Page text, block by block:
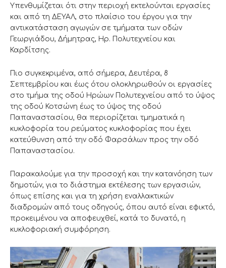
Υπενθυμίζεται ότι στην περιοχή εκτελούνται εργασίες
και από τη ΔΕΥΑΛ, στο πλαίσιο του έργου για την
αντικατάσταση αγωγών σε τμήματα των οδών
Γεωργιάδου, Δήμητρας, Ηρ. Πολυτεχνείου και
Καρδίτσης.
Πιο συγκεκριμένα, από σήμερα, Δευτέρα, 8
Σεπτεμβρίου και έως ότου ολοκληρωθούν οι εργασίες
στο τμήμα της οδού Ηρώων Πολυτεχνείου από το ύψος
της οδού Κοτσώνη έως το ύψος της οδού
Παπαναστασίου, θα περιορίζεται τμηματικά η
κυκλοφορία του ρεύματος κυκλοφορίας που έχει
κατεύθυνση από την οδό Φαρσάλων προς την οδό
Παπαναστασίου.
Παρακαλούμε για την προσοχή και την κατανόηση των
δημοτών, για το διάστημα εκτέλεσης των εργασιών,
όπως επίσης και για τη χρήση εναλλακτικών
διαδρομών από τους οδηγούς, όπου αυτό είναι εφικτό,
προκειμένου να αποφευχθεί, κατά το δυνατό, η
κυκλοφοριακή συμφόρηση.